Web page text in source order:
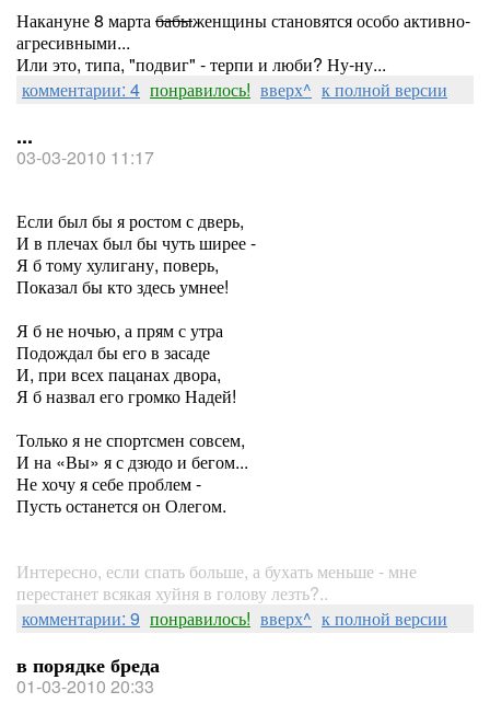
Накануне 8 мартабабыженщины становятся особо активно-
агресивными...
Или это, типа, "подвиг" - терпи и люби? Ну-ну...
комментарии: 4 понравилось! вверх^ к полной версии
...
03-03-2010 11:17
Если был бы я ростом с дверь,
И в плечах был бы чуть ширее -
Я б тому хулигану, поверь,
Показал бы кто здесь умнее!
Я б не ночью, а прям с утра
Подождал бы его в засаде
И, при всех пацанах двора,
Я б назвал его громко Надей!
Только я не спортсмен совсем,
И на «Вы» я с дзюдо и бегом...
Не хочу я себе проблем -
Пусть останется он Олегом.
Интересно, если спать больше, а бухать меньше - мне
перестанет всякая хуйня в голову лезть?..
комментарии: 9 понравилось! вверх^ к полной версии
в порядке бреда
01-03-2010 20:33